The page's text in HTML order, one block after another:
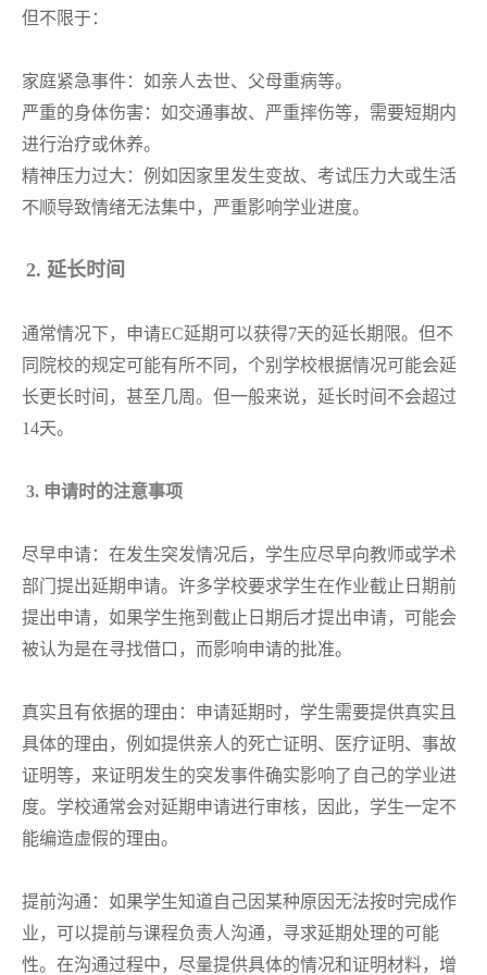
但不限于：
家庭紧急事件：如亲人去世、父母重病等。
严重的身体伤害：如交通事故、严重摔伤等，需要短期内
进行治疗或休养。
精神压力过大：例如因家里发生变故、考试压力大或生活
不顺导致情绪无法集中，严重影响学业进度。
2. 延长时间
通常情况下，申请EC延期可以获得7天的延长期限。但不
同院校的规定可能有所不同，个别学校根据情况可能会延
长更长时间，甚至几周。但一般来说，延长时间不会超过
14天。
3. 申请时的注意事项
尽早申请：在发生突发情况后，学生应尽早向教师或学术
部门提出延期申请。许多学校要求学生在作业截止日期前
提出申请，如果学生拖到截止日期后才提出申请，可能会
被认为是在寻找借口，而影响申请的批准。
真实且有依据的理由：申请延期时，学生需要提供真实且
具体的理由，例如提供亲人的死亡证明、医疗证明、事故
证明等，来证明发生的突发事件确实影响了自己的学业进
度。学校通常会对延期申请进行审核，因此，学生一定不
能编造虚假的理由。
提前沟通：如果学生知道自己因某种原因无法按时完成作
业，可以提前与课程负责人沟通，寻求延期处理的可能
性。在沟通过程中，尽量提供具体的情况和证明材料，增